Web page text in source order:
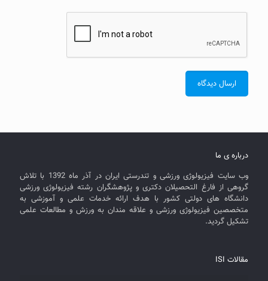
درباره ی ما
وب سایت فیزیولوژی ورزشی و تندرستی ایران در آذر ماه 1392 با تلاش
گروهی از فارغ التحصیلان دکتری و پژوهشگران رشته فیزیولوژی ورزشی
دانشگاه های دولتی کشور با هدف ارائه خدمات علمی و آموزشی به
متخصصین فیزیولوژی ورزشی و علاقه مندان به ورزش و مطالعات علمی
تشکیل گردید.
مقالات ISI